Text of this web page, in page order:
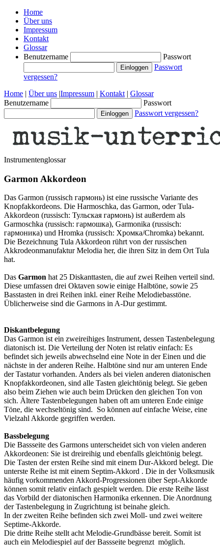
Home
Über uns
Impressum
Kontakt
Glossar
Benutzername
Passwort
Passwort
vergessen?
Home | Über uns |Impressum | Kontakt | Glossar
Benutzername
Passwort
Passwort vergessen?
Instrumentenglossar
Garmon Akkordeon
Das Garmon (russisch гармонь) ist eine russische Variante des
Knopfakkordeons. Die Harmoschka, das Garmon, oder Tula-
Akkordeon (russisch: Тульская гармонь) ist außerdem als
Garmoschka (russisch: гармошка), Garmonika (russisch:
гармоника) und Hromka (russisch: Хромка/Chromka) bekannt.
Die Bezeichnung Tula Akkordeon rührt von der russischen
Akkrodeonmanufaktur Melodia her, die ihren Sitz in dem Ort Tula
hat.
Das Garmon hat 25 Diskanttasten, die auf zwei Reihen verteil sind.
Diese umfassen drei Oktaven sowie einige Halbtöne, sowie 25
Basstasten in drei Reihen inkl. einer Reihe Melodiebasstöne.
Üblicherweise sind die Garmons in A-Dur gestimmt.
Diskantbelegung
Das Garmon ist ein zweireihiges Instrument, dessen Tastenbelegung
diatonisch ist. Die Verteilung der Noten ist relativ einfach: Es
befindet sich jeweils abwechselnd eine Note in der Einen und die
nächste in der anderen Reihe. Halbtöne sind nur am unteren Ende
der Tastatur vorhanden. Anders als bei vielen anderen diatonischen
Knopfakkordeonen, sind alle Tasten gleichtönig belegt. Sie geben
also beim Ziehen wie auch beim Drücken den gleichen Ton von
sich. Ältere Tastenbelegungen haben oft am unteren Ende einige
Töne, die wechseltönig sind. So können auf einfache Weise, eine
Vielzahl Akkorde gegriffen werden.
Bassbelegung
Die Bassseite des Garmons unterscheidet sich von vielen anderen
Akkordeonen: Sie ist dreireihig und ebenfalls gleichtönig belegt.
Die Tasten der ersten Reihe sind mit einem Dur-Akkord belegt. Die
unterste Reihe ist mit einem Septim-Akkord . Die in der Volksmusik
häufig vorkommenden Akkord-Progressionen über Sept-Akkorde
können somit relativ einfach gespielt werden. Die erste Reihe lässt
das Vorbild der diatonischen Harmonika erkennen. Die Anordnung
der Tastenbelegung in Zugrichtung ist beinahe gleich.
In der zweiten Reihe befinden sich zwei Moll- und zwei weitere
Septime-Akkorde.
Die dritte Reihe stellt acht Melodie-Grundbässe bereit. Somit ist
auch ein Melodiespiel auf der Bassseite begrenzt möglich.